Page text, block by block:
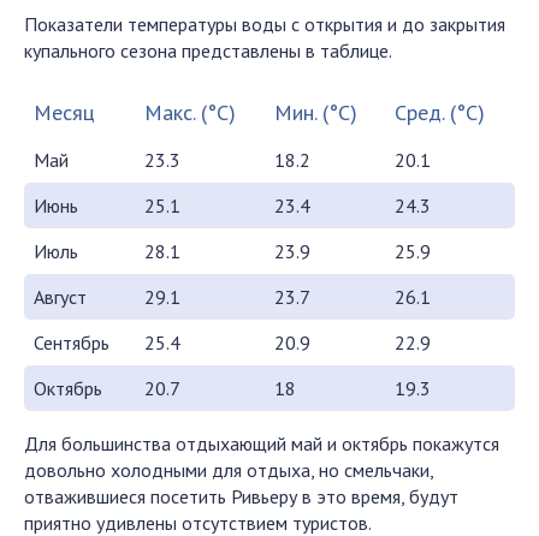
Показатели температуры воды с открытия и до закрытия
купального сезона представлены в таблице.
Месяц Макс. (°C) Мин. (°C) Сред. (°C)
Май 23.3 18.2
20.1
Июнь
25.1 23.4
24.3
Июль
28.1 23.9
25.9
Август
29.1 23.7
26.1
Сентябрь
25.4 20.9
22.9
Октябрь
20.7 18 19.3
Для большинства отдыхающий май и октябрь покажутся
довольно холодными для отдыха, но смельчаки,
отважившиеся посетить Ривьеру в это время, будут
приятно удивлены отсутствием туристов.